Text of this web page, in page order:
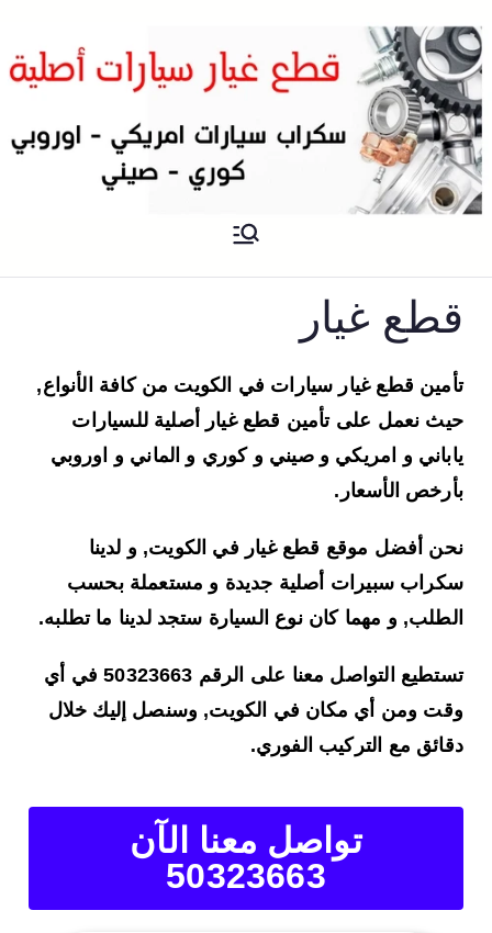
سكراب
سكراب قطع غيار سيارات الكويت
قطع غيار
تأمين قطع غيار سيارات في الكويت من كافة الأنواع,
حيث نعمل على تأمين قطع غيار أصلية للسيارات
ياباني و امريكي و صيني و كوري و الماني و اوروبي
بأرخص الأسعار.
نحن أفضل موقع قطع غيار في الكويت, و لدينا
سكراب سبيرات أصلية جديدة و مستعملة بحسب
الطلب, و مهما كان نوع السيارة ستجد لدينا ما تطلبه.
تستطيع التواصل معنا على الرقم 50323663 في أي
وقت ومن أي مكان في الكويت, وسنصل إليك خلال
دقائق مع التركيب الفوري.
تواصل معنا الآن
50323663